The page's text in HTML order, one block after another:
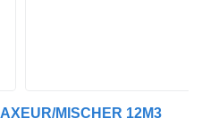
MISCHER 12M3